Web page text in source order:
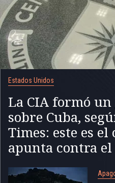
Estados Unidos
La CIA formó
sobre Cuba,
Times: este es
apunta contra